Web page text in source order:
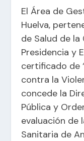
El Área de
Huelva,
de Salud de la
Presidencia y
certificado de
contra la
concede la
Pública y
evaluación de
Sanitaria de